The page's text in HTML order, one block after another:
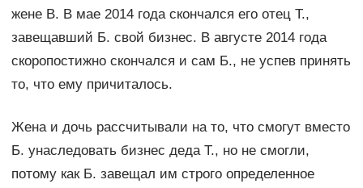
жене В. В мае 2014 года скончался его отец Т.,
завещавший Б. свой бизнес. В августе 2014 года
скоропостижно скончался и сам Б., не успев принять
то, что ему причиталось.
Жена и дочь рассчитывали на то, что смогут вместо
Б. унаследовать бизнес деда Т., но не смогли,
потому как Б. завещал им строго определенное